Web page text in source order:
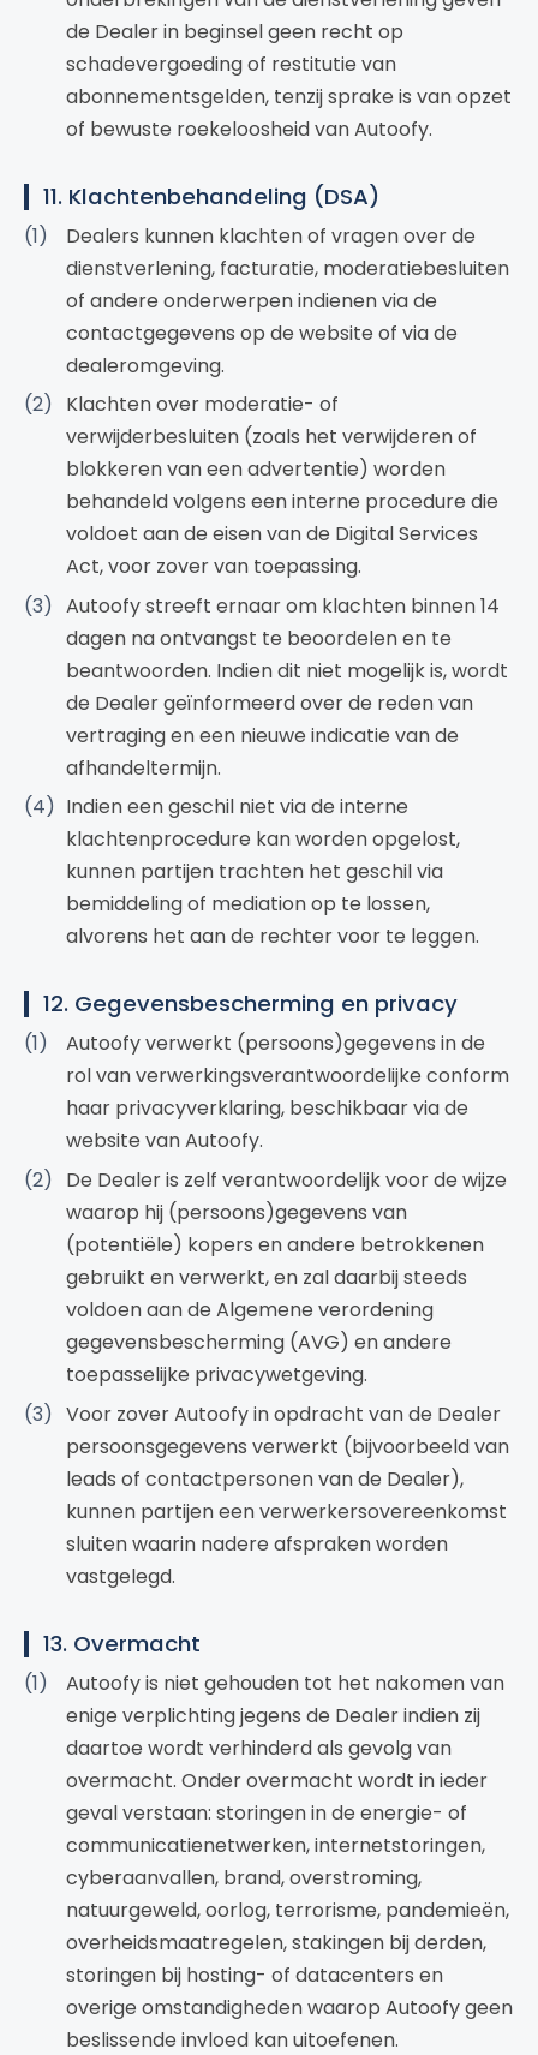
de Dealer in beginsel geen recht op
schadevergoeding of restitutie van
abonnementsgelden, tenzij sprake is van opzet
of bewuste roekeloosheid van Autoofy.
11. Klachtenbehandeling (DSA)
Dealers kunnen klachten of vragen over de
dienstverlening, facturatie, moderatiebesluiten
of andere onderwerpen indienen via de
contactgegevens op de website of via de
dealeromgeving.
Klachten over moderatie- of
verwijderbesluiten (zoals het verwijderen of
blokkeren van een advertentie) worden
behandeld volgens een interne procedure die
voldoet aan de eisen van de Digital Services
Act, voor zover van toepassing.
Autoofy streeft ernaar om klachten binnen 14
dagen na ontvangst te beoordelen en te
beantwoorden. Indien dit niet mogelijk is, wordt
de Dealer geïnformeerd over de reden van
vertraging en een nieuwe indicatie van de
afhandeltermijn.
Indien een geschil niet via de interne
klachtenprocedure kan worden opgelost,
kunnen partijen trachten het geschil via
bemiddeling of mediation op te lossen,
alvorens het aan de rechter voor te leggen.
12. Gegevensbescherming en privacy
Autoofy verwerkt (persoons)gegevens in de
rol van verwerkingsverantwoordelijke conform
haar privacyverklaring, beschikbaar via de
website van Autoofy.
De Dealer is zelf verantwoordelijk voor de wijze
waarop hij (persoons)gegevens van
(potentiële) kopers en andere betrokkenen
gebruikt en verwerkt, en zal daarbij steeds
voldoen aan de Algemene verordening
gegevensbescherming (AVG) en andere
toepasselijke privacywetgeving.
Voor zover Autoofy in opdracht van de Dealer
persoonsgegevens verwerkt (bijvoorbeeld van
leads of contactpersonen van de Dealer),
kunnen partijen een verwerkersovereenkomst
sluiten waarin nadere afspraken worden
vastgelegd.
13. Overmacht
Autoofy is niet gehouden tot het nakomen van
enige verplichting jegens de Dealer indien zij
daartoe wordt verhinderd als gevolg van
overmacht. Onder overmacht wordt in ieder
geval verstaan: storingen in de energie- of
communicatienetwerken, internetstoringen,
cyberaanvallen, brand, overstroming,
natuurgeweld, oorlog, terrorisme, pandemieën,
overheidsmaatregelen, stakingen bij derden,
storingen bij hosting- of datacenters en
overige omstandigheden waarop Autoofy geen
beslissende invloed kan uitoefenen.